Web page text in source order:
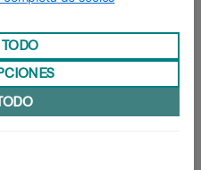
social
navarro en política
de Mercados y